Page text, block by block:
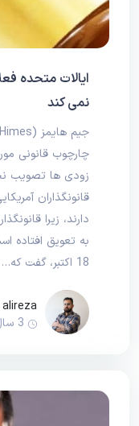
ایالات متحده
نمی کند
چارچوب قانونی
زودی ها تصویب
قانونگذاران
دارند، زیرا
به تعویق افتاده
18 اکتبر، گفت که…
alireza
3 سال پیش